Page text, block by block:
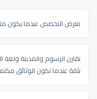
نعرض التخصص عندما يكون
نقارن الرسوم والمدينة ولغة
بثقة عندما تكون الوثائق